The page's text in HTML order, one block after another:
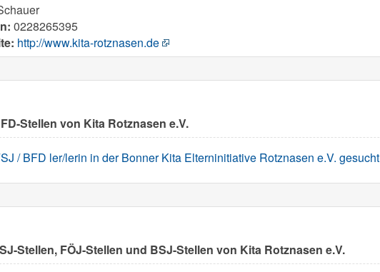
0228265395
http://www.kita-rotznasen.de
Stellen von Kita Rotznasen e.V.
/ BFD ler/lerin in der Bonner Kita Elterninitiative Rotznasen e.V. gesucht
Stellen, FÖJ-Stellen und BSJ-Stellen von Kita Rotznasen e.V.